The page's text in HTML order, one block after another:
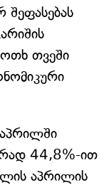
თვეში
44,8%-ით
აპრილის